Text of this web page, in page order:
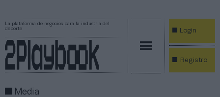
La plataforma de negocios para la industria del
deporte
Login
Registro
Media